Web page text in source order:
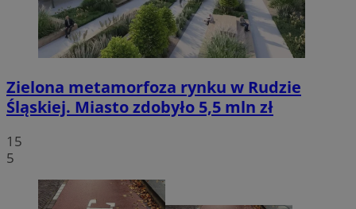
Zielona metamorfoza rynku w Rudzie
Śląskiej. Miasto zdobyło 5,5 mln zł
15
5